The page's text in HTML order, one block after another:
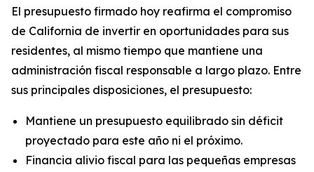
El presupuesto firmado hoy reafirma el compromiso
de California de invertir en oportunidades para sus
residentes, al mismo tiempo que mantiene una
administración fiscal responsable a largo plazo. Entre
sus principales disposiciones, el presupuesto:
Mantiene un presupuesto equilibrado sin déficit
proyectado para este año ni el próximo.
Financia alivio fiscal para las pequeñas empresas